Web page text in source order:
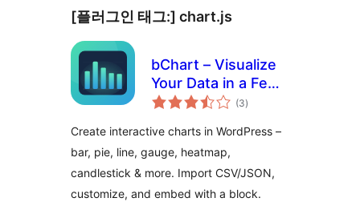
[플러그인 태그:] chart.js
bChart – Visualize
Your Data in a Few
Clicks
(3전
체
점
)
Create interactive charts in WordPress –
bar, pie, line, gauge, heatmap,
candlestick & more. Import CSV/JSON,
customize, and embed with a block.